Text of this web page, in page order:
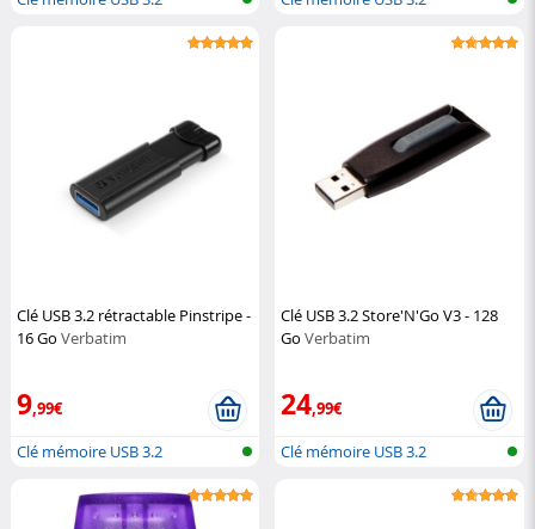
Clé USB 3.2 rétractable Pinstripe -
16 Go Verbatim
9,99€
Clé mémoire USB 3.2
Clé USB 3.2 Store'N'Go V3 - 128
GoVerbatim
24,99€
Clé mémoire USB 3.2